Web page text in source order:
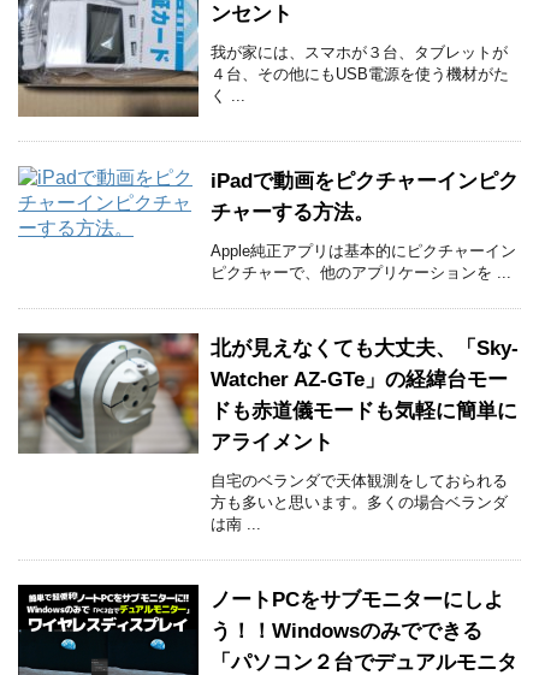
ンセント
我が家には、スマホが３台、タブレットが
４台、その他にもUSB電源を使う機材がた
く ...
iPadで動画をピクチャーインピク
チャーする方法。
Apple純正アプリは基本的にピクチャーイン
ピクチャーで、他のアプリケーションを ...
北が見えなくても大丈夫、「Sky-
Watcher AZ-GTe」の経緯台モー
ドも赤道儀モードも気軽に簡単に
アライメント
自宅のベランダで天体観測をしておられる
方も多いと思います。多くの場合ベランダ
は南 ...
ノートPCをサブモニターにしよ
う！！Windowsのみでできる
「パソコン２台でデュアルモニタ